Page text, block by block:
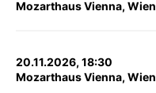
Mozarthaus Vienna, Wien
20.11.2026, 18:30
Mozarthaus Vienna, Wien